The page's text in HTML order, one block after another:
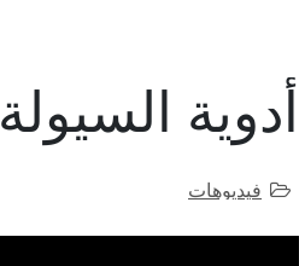
أدوية السيولة
فيديوهات